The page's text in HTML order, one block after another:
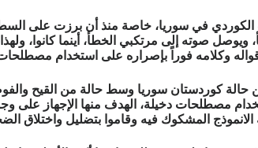
في سوريا، خاصة منذ أن برزت على السطح
صوته إلى مرتكبي الخطأ، أينما كانوا،
وكلامه فوراً بإصراره على استخدام
كوردستان سوريا وسط حالة من القيح
مصطلحات دخيلة، الهدف منها الإجهاز
المشكوك فيه وقاموا بتضليل واختلاق